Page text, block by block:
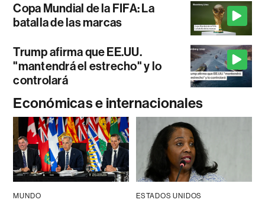
Copa Mundial de la FIFA: La
batalla de las marcas
Trump afirma que EE.UU.
"mantendrá el estrecho" y lo
controlará
Económicas e internacionales
MUNDO ESTADOS UNIDOS